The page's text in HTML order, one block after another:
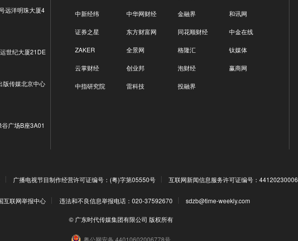
远洋明珠大厦4
世纪大厦21DE
版传媒北京中心
广场B座3A01
中新经纬 中华网财经 金融界 和讯网
证券之星 东方财富网 同花顺财经 中金在线
ZAKER 全景网 格隆汇 钛媒体
云掌财经 创业邦 泡财经 赢商网
中指研究院 雷科技 投融界
广播电视节目制作经营许可证编号：(粤)字第05550号 互联网新闻信息服务许可证编号：44120230006
互联网举报中心 违法和不良信息举报电话：020-37592670 sdzb@time-weekly.com
© 广东时代传媒集团有限公司 版权所有